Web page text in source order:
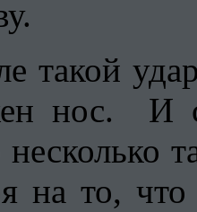
такой
нос. И
на то,